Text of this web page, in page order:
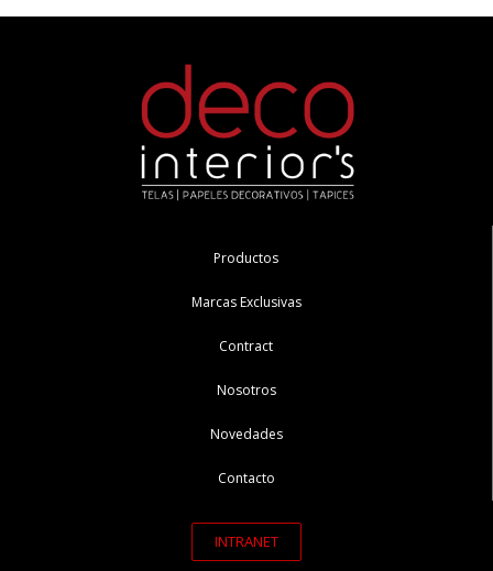
Productos
Marcas Exclusivas
Contract
Nosotros
Novedades
Contacto
INTRANET